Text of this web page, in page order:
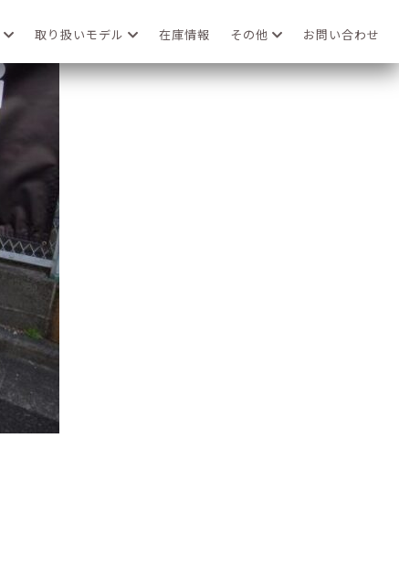
取り扱いモデル 在庫情報 その他 お問い合わせ